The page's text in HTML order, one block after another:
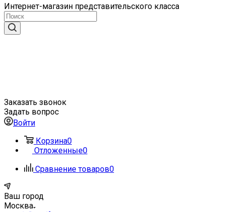
Интернет-магазин представительского класса
Заказать звонок
Задать вопрос
Войти
Корзина0
Отложенные0
Сравнение товаров0
Ваш город
Москва